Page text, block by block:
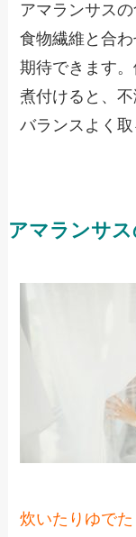
アマランサス
食物繊維と合
期待できます
煮付けると、
バランスよく取
アマランサス
炊いたりゆで